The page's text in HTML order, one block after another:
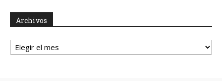
Archivos
Archivos